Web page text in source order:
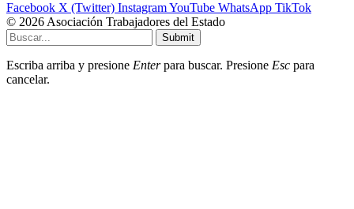
Facebook X (Twitter) InstagramYouTube WhatsApp TikTok
© 2026 Asociación Trabajadores del Estado
Submit
Escriba arriba y presione Enterpara buscar. Presione Esc para
cancelar.